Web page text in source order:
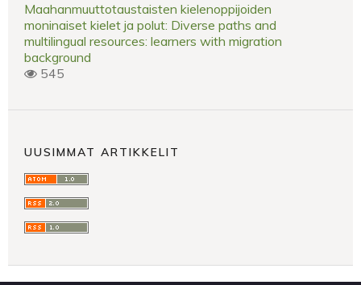
Maahanmuuttotaustaisten kielenoppijoiden
moninaiset kielet ja polut: Diverse paths and
multilingual resources: learners with migration
background
545
UUSIMMAT ARTIKKELIT